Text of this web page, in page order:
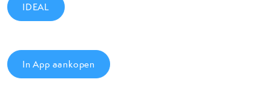
IDEAL
In App aankopen